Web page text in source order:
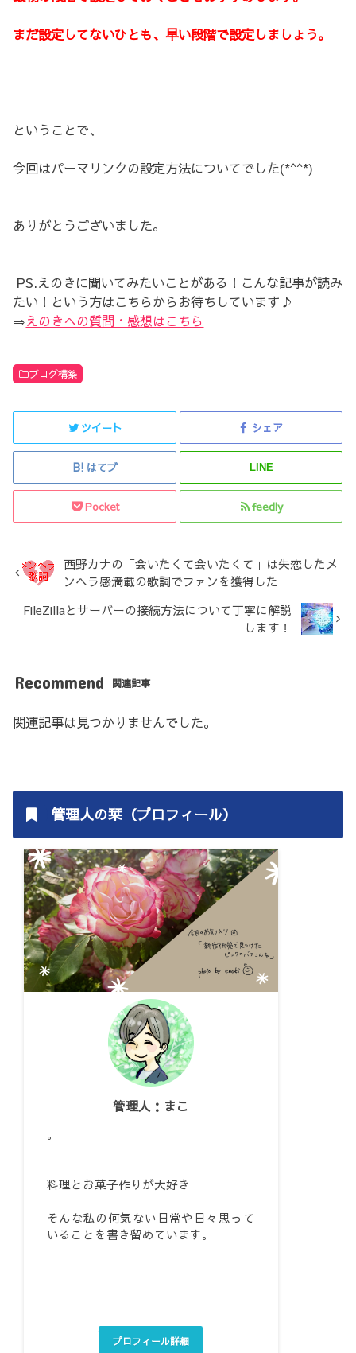
まだ設定してないひとも、早い段階で設定しましょう。
ということで、
今回はパーマリンクの設定方法についてでした(*^^*)
ありがとうございました。
PS.えのきに聞いてみたいことがある！こんな記事が読み
たい！という方はこちらからお待ちしています♪
⇒えのきへの質問・感想はこちら
ブログ構築
ツイート シェア
はてブ LINE
Pocket feedly
西野カナの「会いたくて会いたくて」は失恋したメ
ンヘラ感満載の歌詞でファンを獲得した
FileZillaとサーバーの接続方法について丁寧に解説
します！
Recommend 関連記事
関連記事は見つかりませんでした。
管理人の栞（プロフィール）
管理人：まこ
。
料理とお菓子作りが大好き
そんな私の何気ない日常や日々思って
いることを書き留めています。
プロフィール詳細